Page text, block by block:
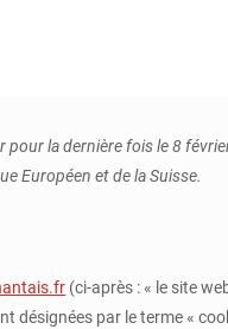
pour la dernière fois le 8
Européen et de la Suisse.
(ci-après : « le site
désignées par le terme «